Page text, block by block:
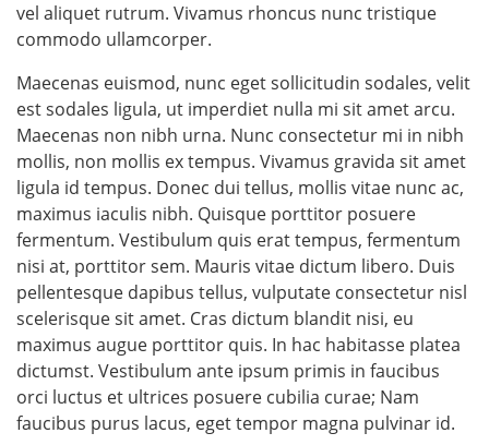
vel aliquet rutrum. Vivamus rhoncus nunc tristique
commodo ullamcorper.
Maecenas euismod, nunc eget sollicitudin sodales, velit
est sodales ligula, ut imperdiet nulla mi sit amet arcu.
Maecenas non nibh urna. Nunc consectetur mi in nibh
mollis, non mollis ex tempus. Vivamus gravida sit amet
ligula id tempus. Donec dui tellus, mollis vitae nunc ac,
maximus iaculis nibh. Quisque porttitor posuere
fermentum. Vestibulum quis erat tempus, fermentum
nisi at, porttitor sem. Mauris vitae dictum libero. Duis
pellentesque dapibus tellus, vulputate consectetur nisl
scelerisque sit amet. Cras dictum blandit nisi, eu
maximus augue porttitor quis. In hac habitasse platea
dictumst. Vestibulum ante ipsum primis in faucibus
orci luctus et ultrices posuere cubilia curae; Nam
faucibus purus lacus, eget tempor magna pulvinar id.